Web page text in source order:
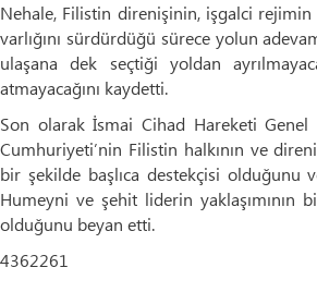
Nehale, Filistin direnişinin, işgalci rejimin
varlığını sürdürdüğü sürece yolun
ulaşana dek seçtiği yoldan
atmayacağını kaydetti.
Son olarak İsmai Cihad Hareketi Genel
Cumhuriyeti’nin Filistin halkının ve
bir şekilde başlıca destekçisi olduğunu
Humeyni ve şehit liderin yaklaşımının
olduğunu beyan etti.
4362261